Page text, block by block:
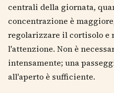
centrali della giornata,
concentrazione è
regolarizzare il cortisolo e
l'attenzione. Non è
intensamente; una
all'aperto è sufficiente.